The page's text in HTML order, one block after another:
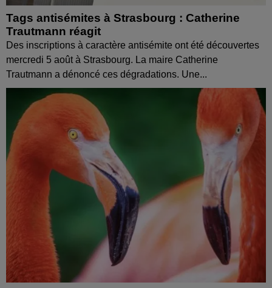
Tags antisémites à Strasbourg : Catherine
Trautmann réagit
Des inscriptions à caractère antisémite ont été découvertes
mercredi 5 août à Strasbourg. La maire Catherine
Trautmann a dénoncé ces dégradations. Une...